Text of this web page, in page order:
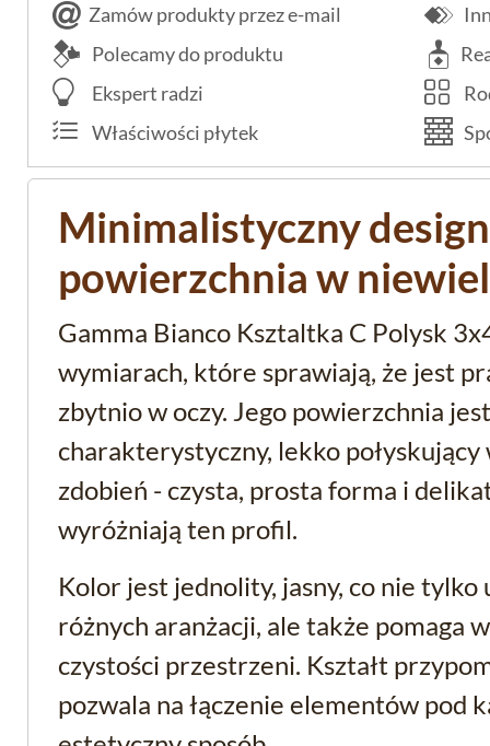
Zamów produkty przez e-mail
Polecamy do produktu
Ekspert radzi
Właściwości płytek
Minimalistyczny
powierzchnia w
Gamma Bianco Ksztaltka C Polysk
wymiarach, które sprawiają, że jest
zbytnio w oczy. Jego powierzchnia
charakterystyczny, lekko
zdobień - czysta, prosta forma i
wyróżniają ten profil.
Kolor jest jednolity, jasny, co nie tylko
różnych aranżacji, ale także pomaga
czystości przestrzeni. Kształt
pozwala na łączenie elementów pod